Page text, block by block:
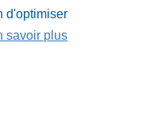
d'optimiser
savoir plus